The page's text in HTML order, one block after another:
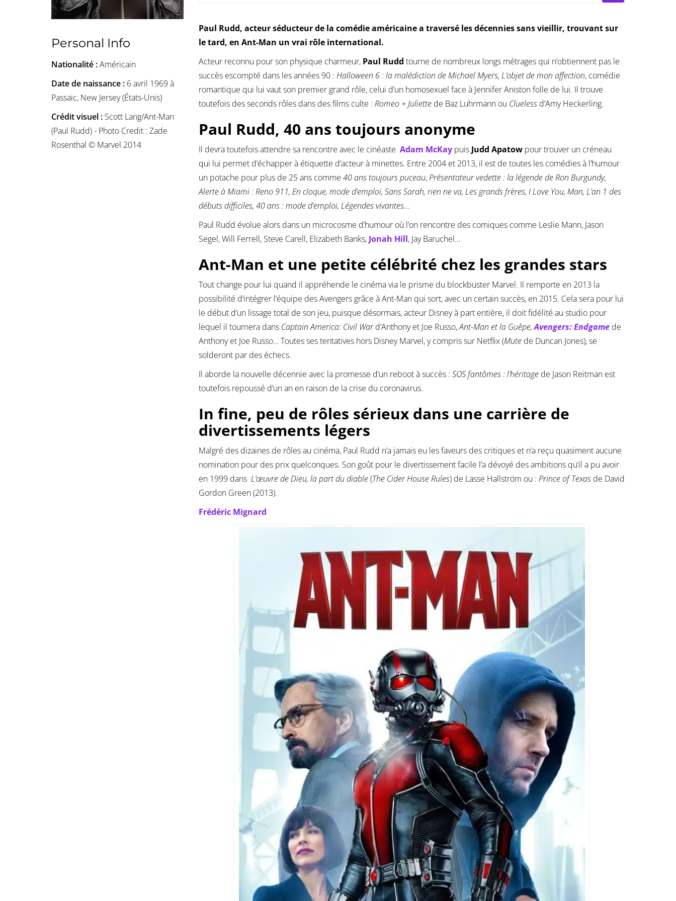
Personal Info
Nationalité :Américain
Date de naissance : 6 avril 1969 à
Passaic, New Jersey (États-Unis)
Crédit visuel : Scott Lang/Ant-Man
(Paul Rudd) - Photo Credit : Zade
Rosenthal © Marvel 2014
Paul Rudd, acteur séducteur de la comédie américaine a traversé les décennies sans vieillir, trouvant sur
le tard, en Ant-Man un vrai rôle international.
Acteur reconnu pour son physique charmeur, Paul Rudd tourne de nombreux longs métrages qui n’obtiennent pas le
succès escompté dans les années 90 : Halloween 6 : la malédiction de Michael Myers, L’objet de mon affection, comédie
romantique qui lui vaut son premier grand rôle, celui d’un homosexuel face à Jennifer Aniston folle de lui. Il trouve
toutefois des seconds rôles dans des films culte : Romeo + Juliette de Baz Luhrmann ou Clueless d’Amy Heckerling.
Paul Rudd, 40 ans toujours anonyme
Il devra toutefois attendre sa rencontre avec le cinéaste Adam McKay puis Judd Apatow pour trouver un créneau
qui lui permet d’échapper à étiquette d’acteur à minettes. Entre 2004 et 2013, il est de toutes les comédies à l’humour
un potache pour plus de 25 ans comme 40 ans toujours puceau,Présentateur vedette : la légende de Ron Burgundy,
Alerte à Miami : Reno 911, En cloque, mode d’emploi, Sans Sarah, rien ne va, Les grands frères, I Love You, Man, L’an 1 des
débuts difficiles, 40 ans : mode d’emploi, Légendes vivantes...
Paul Rudd évolue alors dans un microcosme d’humour où l’on rencontre des comiques comme Leslie Mann, Jason
Segel, Will Ferrell, Steve Carell, Elizabeth Banks, Jonah Hill, Jay Baruchel…
Ant-Man et une petite célébrité chez les grandes stars
Tout change pour lui quand il appréhende le cinéma via le prisme du blockbuster Marvel. Il remporte en 2013 la
possibilité d’intégrer l’équipe des Avengers grâce à Ant-Man qui sort, avec un certain succès, en 2015. Cela sera pour lui
le début d’un lissage total de son jeu, puisque désormais, acteur Disney à part entière, il doit fidélité au studio pour
lequel il tournera dans Captain America: Civil Ward’Anthony et Joe Russo,Ant-Man et la Guêpe,Avengers: Endgame de
Anthony et Joe Russo… Toutes ses tentatives hors Disney Marvel, y compris sur Netflix (Mute de Duncan Jones), se
solderont par des échecs.
Il aborde la nouvelle décennie avec la promesse d’un reboot à succès : SOS fantômes : l’héritage de Jason Reitman est
toutefois repoussé d’un an en raison de la crise du coronavirus.
In fine, peu de rôles sérieux dans une carrière de
divertissements légers
Malgré des dizaines de rôles au cinéma, Paul Rudd n’a jamais eu les faveurs des critiques et n’a reçu quasiment aucune
nomination pour des prix quelconques. Son goût pour le divertissement facile l’a dévoyé des ambitions qu’il a pu avoir
en 1999 dans L’œuvre de Dieu, la part du diable(The Cider House Rules) de Lasse Hallström ou : Prince of Texas de David
Gordon Green (2013).
Frédéric Mignard